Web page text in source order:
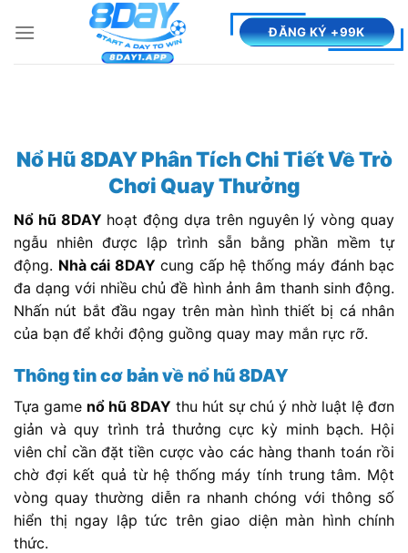
qua
ĐĂNG KÝ +99K
Nổ Hũ 8DAY Phân Tích Chi Tiết Về Trò
Chơi Quay Thưởng
Nổ hũ 8DAY hoạt động dựa trên nguyên lý vòng quay
ngẫu nhiên được lập trình sẵn bằng phần mềm tự
động. Nhà cái 8DAY cung cấp hệ thống máy đánh bạc
đa dạng với nhiều chủ đề hình ảnh âm thanh sinh động.
Nhấn nút bắt đầu ngay trên màn hình thiết bị cá nhân
của bạn để khởi động guồng quay may mắn rực rỡ.
Thông tin cơ bản về nổ hũ 8DAY
Tựa game nổ hũ 8DAY thu hút sự chú ý nhờ luật lệ đơn
giản và quy trình trả thưởng cực kỳ minh bạch. Hội
viên chỉ cần đặt tiền cược vào các hàng thanh toán rồi
chờ đợi kết quả từ hệ thống máy tính trung tâm. Một
vòng quay thường diễn ra nhanh chóng với thông số
hiển thị ngay lập tức trên giao diện màn hình chính
thức.